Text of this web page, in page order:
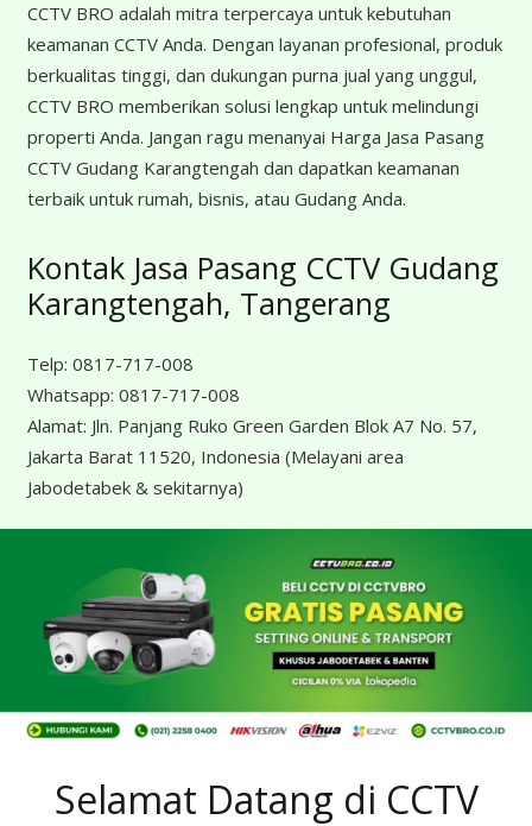
CCTV BRO adalah mitra terpercaya untuk kebutuhan
keamanan CCTV Anda. Dengan layanan profesional, produk
berkualitas tinggi, dan dukungan purna jual yang unggul,
CCTV BRO memberikan solusi lengkap untuk melindungi
properti Anda. Jangan ragu menanyai Harga Jasa Pasang
CCTV Gudang Karangtengah dan dapatkan keamanan
terbaik untuk rumah, bisnis, atau Gudang Anda.
Kontak Jasa Pasang CCTV Gudang
Karangtengah, Tangerang
Telp: 0817-717-008
Whatsapp: 0817-717-008
Alamat: Jln. Panjang Ruko Green Garden Blok A7 No. 57,
Jakarta Barat 11520, Indonesia (Melayani area
Jabodetabek & sekitarnya)
Selamat Datang di CCTV